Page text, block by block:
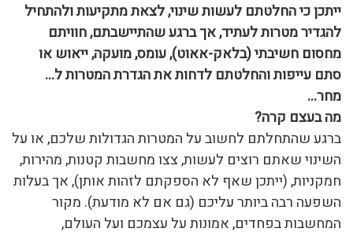
ייתכן כי החלטתם לעשות שינוי, לצאת מתקיעות ולהתחיל
להגדיר מטרות לעתיד, אך ברגע שהתיישבתם, חוויתם
מחסום חשיבתי (בלאק-אאוט), עומס, מועקה, ייאוש או
סתם עייפות והחלטתם לדחות את הגדרת המטרות ל…
מחר…
מה בעצם קרה?
ברגע שהתחלתם לחשוב על המטרות הגדולות שלכם, או על
השינוי שאתם רוצים לעשות, צצו מחשבות קטנות, מהירות,
חמקניות, (ייתכן שאף לא הספקתם לזהות אותן), אך בעלות
השפעה רבה ביותר עליכם (גם אם לא מודעת). מקור
המחשבות בפחדים, אמונות על עצמכם ועל העולם,